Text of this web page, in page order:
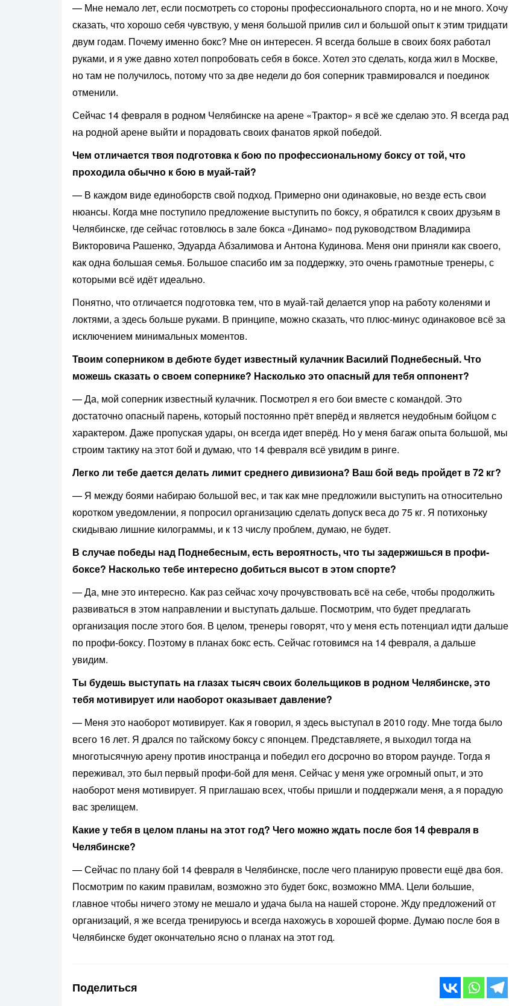
— Мне немало лет, если посмотреть со стороны профессионального спорта, но и не много. Хочу
сказать, что хорошо себя чувствую, у меня большой прилив сил и большой опыт к этим тридцати
двум годам. Почему именно бокс? Мне он интересен. Я всегда больше в своих боях работал
руками, и я уже давно хотел попробовать себя в боксе. Хотел это сделать, когда жил в Москве,
но там не получилось, потому что за две недели до боя соперник травмировался и поединок
отменили.
Сейчас 14 февраля в родном Челябинске на арене «Трактор» я всё же сделаю это. Я всегда рад
на родной арене выйти и порадовать своих фанатов яркой победой.
Чем отличается твоя подготовка к бою по профессиональному боксу от той, что
проходила обычно к бою в муай-тай?
— В каждом виде единоборств свой подход. Примерно они одинаковые, но везде есть свои
нюансы. Когда мне поступило предложение выступить по боксу, я обратился к своих друзьям в
Челябинске, где сейчас готовлюсь в зале бокса «Динамо» под руководством Владимира
Викторовича Рашенко, Эдуарда Абзалимова и Антона Кудинова. Меня они приняли как своего,
как одна большая семья. Большое спасибо им за поддержку, это очень грамотные тренеры, с
которыми всё идёт идеально.
Понятно, что отличается подготовка тем, что в муай-тай делается упор на работу коленями и
локтями, а здесь больше руками. В принципе, можно сказать, что плюс-минус одинаковое всё за
исключением минимальных моментов.
Твоим соперником в дебюте будет известный кулачник Василий Поднебесный. Что
можешь сказать о своем сопернике? Насколько это опасный для тебя оппонент?
— Да, мой соперник известный кулачник. Посмотрел я его бои вместе с командой. Это
достаточно опасный парень, который постоянно прёт вперёд и является неудобным бойцом с
характером. Даже пропуская удары, он всегда идет вперёд. Но у меня багаж опыта большой, мы
строим тактику на этот бой и думаю, что 14 февраля всё увидим в ринге.
Легко ли тебе дается делать лимит среднего дивизиона? Ваш бой ведь пройдет в 72 кг?
— Я между боями набираю большой вес, и так как мне предложили выступить на относительно
коротком уведомлении, я попросил организацию сделать допуск веса до 75 кг. Я потихоньку
скидываю лишние килограммы, и к 13 числу проблем, думаю, не будет.
В случае победы над Поднебесным, есть вероятность, что ты задержишься в профи-
боксе? Насколько тебе интересно добиться высот в этом спорте?
— Да, мне это интересно. Как раз сейчас хочу прочувствовать всё на себе, чтобы продолжить
развиваться в этом направлении и выступать дальше. Посмотрим, что будет предлагать
организация после этого боя. В целом, тренеры говорят, что у меня есть потенциал идти дальше
по профи-боксу. Поэтому в планах бокс есть. Сейчас готовимся на 14 февраля, а дальше
увидим.
Ты будешь выступать на глазах тысяч своих болельщиков в родном Челябинске, это
тебя мотивирует или наоборот оказывает давление?
— Меня это наоборот мотивирует. Как я говорил, я здесь выступал в 2010 году. Мне тогда было
всего 16 лет. Я дрался по тайскому боксу с японцем. Представляете, я выходил тогда на
многотысячную арену против иностранца и победил его досрочно во втором раунде. Тогда я
переживал, это был первый профи-бой для меня. Сейчас у меня уже огромный опыт, и это
наоборот меня мотивирует. Я приглашаю всех, чтобы пришли и поддержали меня, а я порадую
вас зрелищем.
Какие у тебя в целом планы на этот год? Чего можно ждать после боя 14 февраля в
Челябинске?
— Сейчас по плану бой 14 февраля в Челябинске, после чего планирую провести ещё два боя.
Посмотрим по каким правилам, возможно это будет бокс, возможно ММА. Цели большие,
главное чтобы ничего этому не мешало и удача была на нашей стороне. Жду предложений от
организаций, я же всегда тренируюсь и всегда нахожусь в хорошей форме. Думаю после боя в
Челябинске будет окончательно ясно о планах на этот год.
Поделиться